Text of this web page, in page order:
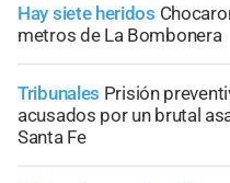
Hay siete heridos
metros de La Bombonera
Tribunales Prisión
acusados por un brutal
Santa Fe